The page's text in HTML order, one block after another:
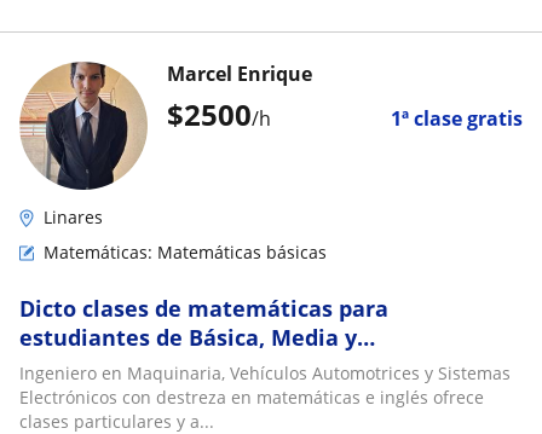
$2500/h 1ª clase gratis
Marcel Enrique
Linares
Matemáticas: Matemáticas básicas
Dicto clases de matemáticas para
estudiantes de Básica, Media y
Preuniversitarios
Ingeniero en Maquinaria, Vehículos Automotrices y Sistemas
Electrónicos con destreza en matemáticas e inglés ofrece
clases particulares y a...